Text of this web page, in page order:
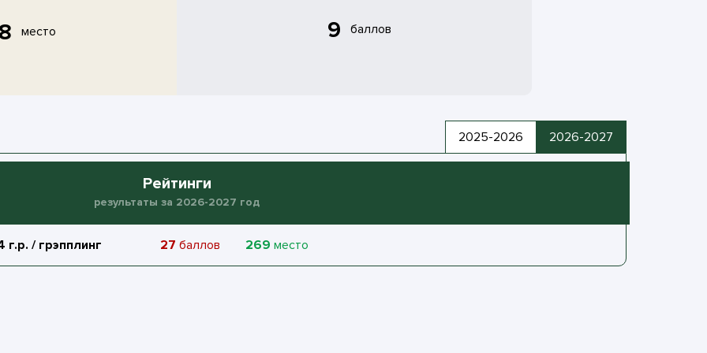
место 9 баллов
2025-2026 2026-2027
Рейтинги
результаты за 2026-2027 год
/ грэпплинг 27 баллов 269 место